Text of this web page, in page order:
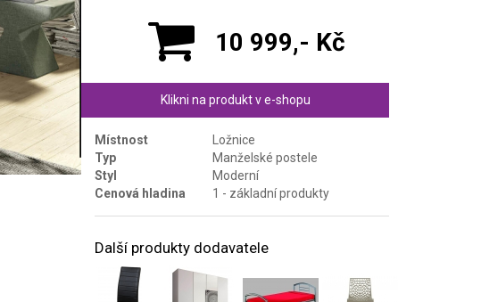
10 999,- Kč
Klikni na produkt v e-shopu
Místnost
Ložnice
Typ
Manželské postele
Styl
Moderní
Cenová hladina
1 - základní produkty
Další produkty dodavatele